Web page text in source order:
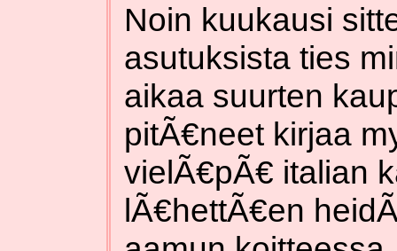
Noin kuukausi
asutuksista ties
aikaa suurten
pitÃ€neet kirjaa
vielÃ€pÃ€ italian
lÃ€hettÃ€en